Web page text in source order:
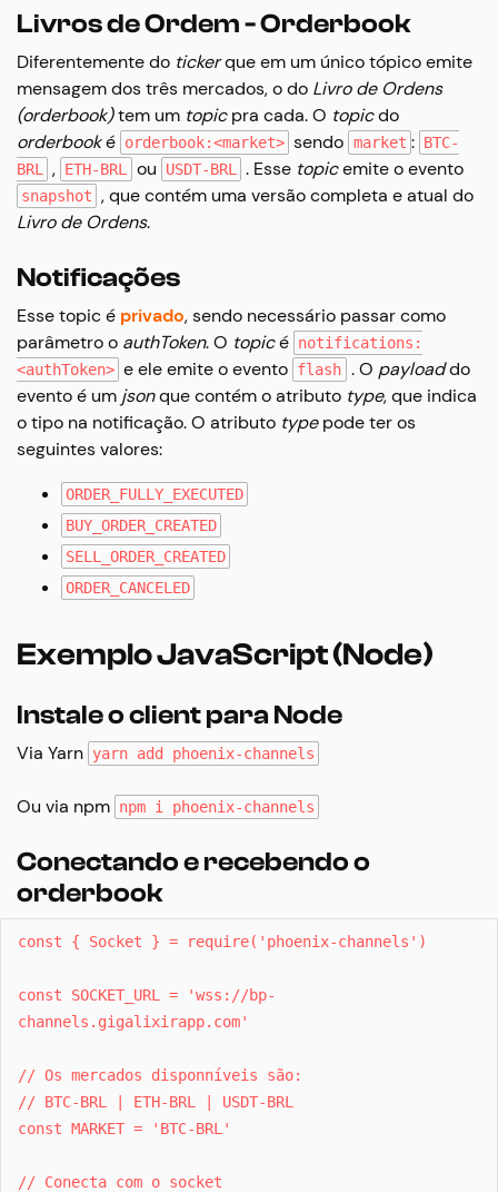
Livros de Ordem - Orderbook
Diferentemente do tickerque em um único tópico emite
mensagem dos três mercados, o do Livro de Ordens
(orderbook)tem um topicpra cada. O topicdo
orderbooké orderbook:<market> sendo market : BTC-
BRL
, ETH-BRL ou USDT-BRL . Esse topicemite o evento
snapshot , que contém uma versão completa e atual do
Livro de Ordens.
Notificações
Esse topic é privado, sendo necessário passar como
parâmetro o authToken. O topicé notifications:
<authToken> e ele emite o evento flash . O payloaddo
evento é um jsonque contém o atributo type, que indica
o tipo na notificação. O atributo typepode ter os
seguintes valores:
ORDER_FULLY_EXECUTED
BUY_ORDER_CREATED
SELL_ORDER_CREATED
ORDER_CANCELED
Exemplo JavaScript (Node)
Instale o client para Node
Via Yarn yarn add phoenix-channels
Ou via npm npm i phoenix-channels
Conectando e recebendo o
orderbook
const { Socket } = require('phoenix-channels')
const SOCKET_URL = 'wss://bp-
channels.gigalixirapp.com'
// Os mercados disponníveis são:
// BTC-BRL | ETH-BRL | USDT-BRL
const MARKET = 'BTC-BRL'
// Conecta com o socket